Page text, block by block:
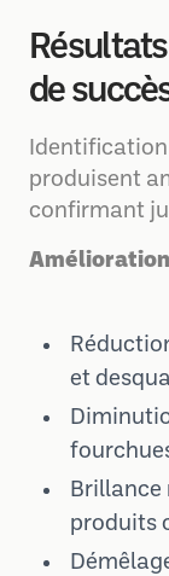
de
produisent
confirmant
et
Brillance
produits